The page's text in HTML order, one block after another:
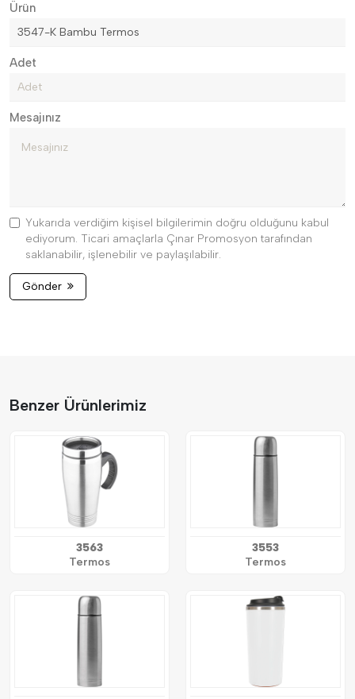
Ürün
Adet
Mesajınız
Yukarıda verdiğim kişisel bilgilerimin doğru olduğunu kabul
ediyorum. Ticari amaçlarla Çınar Promosyon tarafından
saklanabilir, işlenebilir ve paylaşılabilir.
Gönder
Benzer Ürünlerimiz
3563
Termos
3553
Termos